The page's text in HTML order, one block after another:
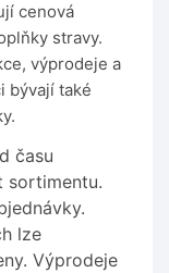
cenová
stravy.
výprodeje a
bývají také
času
sortimentu.
lze
Výprodeje